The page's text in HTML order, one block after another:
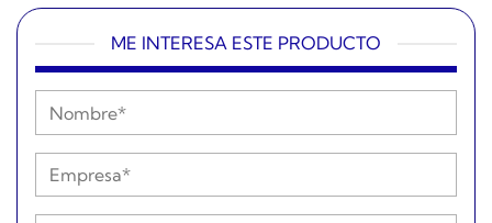
ME INTERESA ESTE PRODUCTO